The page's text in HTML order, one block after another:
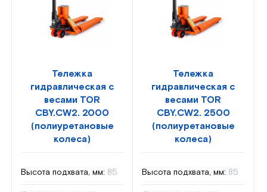
Тележка
гидравлическая с
весами TOR
CBY.CW2. 2000
(полиуретановые
колеса)
Высота подхвата, мм: 85
Тележка
гидравлическая с
весами TOR
CBY.CW2. 2500
(полиуретановые
колеса)
Высота подхвата, мм: 85